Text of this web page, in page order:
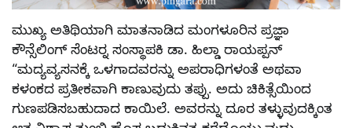
ಮುಖ್ಯ ಅತಿಥಿಯಾಗಿ ಮಾತನಾಡಿದ ಮಂಗಳೂರಿನ ಪ್ರಜ್ಞಾ
ಕೌನ್ಸೆಲಿಂಗ್ ಸೆಂಟರ್‍ನ ಸಂಸ್ಥಾಪಕಿ ಡಾ. ಹಿಲ್ಡಾ ರಾಯಪ್ಪನ್
“ಮದ್ಯವ್ಯಸನಕ್ಕೆ ಒಳಗಾದವರನ್ನು ಅಪರಾಧಿಗಳಂತೆ ಅಥವಾ
ಕಳಂಕದ ಪ್ರತೀಕವಾಗಿ ಕಾಣುವುದು ತಪ್ಪು. ಅದು ಚಿಕಿತ್ಸೆಯಿಂದ
ಗುಣಪಡಿಸಬಹುದಾದ ಕಾಯಿಲೆ. ಅವರನ್ನು ದೂರ ತಳ್ಳುವುದಕ್ಕಿಂತ